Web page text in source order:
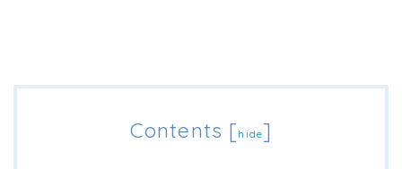
Contents [hide]